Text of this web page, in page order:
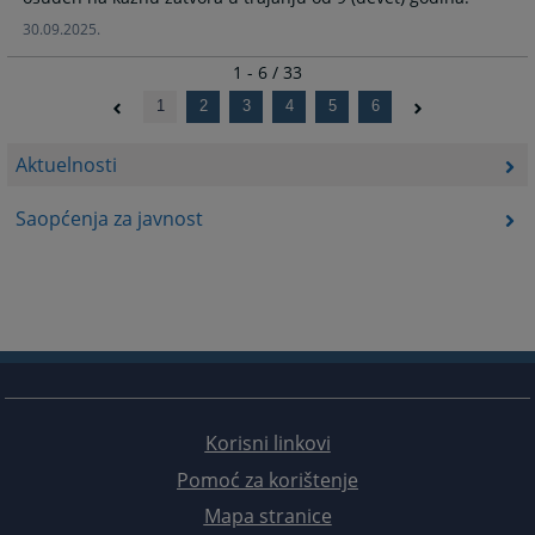
Aktuelnosti
Saopćenja za javnost
30.09.2025.
1 - 6 / 33
1 2 3 4 5 6
Korisni linkovi
Pomoć za korištenje
Mapa stranice